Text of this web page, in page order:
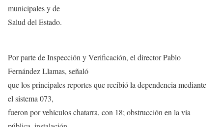
municipales y de
Salud del Estado.
Por parte de Inspección y Verificación, el director Pablo
Fernández Llamas, señaló
que los principales reportes que recibió la dependencia mediante
el sistema 073,
fueron por vehículos chatarra, con 18; obstrucción en la vía